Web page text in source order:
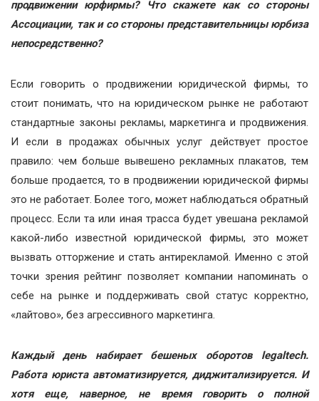
продвижении юрфирмы? Что скажете как со стороны
Ассоциации, так и со стороны представительницы юрбиза
непосредственно?
Если говорить о продвижении юридической фирмы, то
стоит понимать, что на юридическом рынке не работают
стандартные законы рекламы, маркетинга и продвижения.
И если в продажах обычных услуг действует простое
правило: чем больше вывешено рекламных плакатов, тем
больше продается, то в продвижении юридической фирмы
это не работает. Более того, может наблюдаться обратный
процесс. Если та или иная трасса будет увешана рекламой
какой-либо известной юридической фирмы, это может
вызвать отторжение и стать антирекламой. Именно с этой
точки зрения рейтинг позволяет компании напоминать о
себе на рынке и поддерживать свой статус корректно,
«лайтово», без агрессивного маркетинга.
Каждый день набирает бешеных оборотов legaltech.
Работа юриста автоматизируется, диджитализируется. И
хотя еще, наверное, не время говорить о полной